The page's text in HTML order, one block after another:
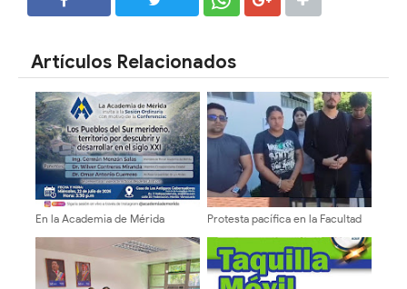
Artículos Relacionados
En la Academia de Mérida
los pueblos del sur
Protesta pacífica en la Facultad
firmes ante caso de acoso